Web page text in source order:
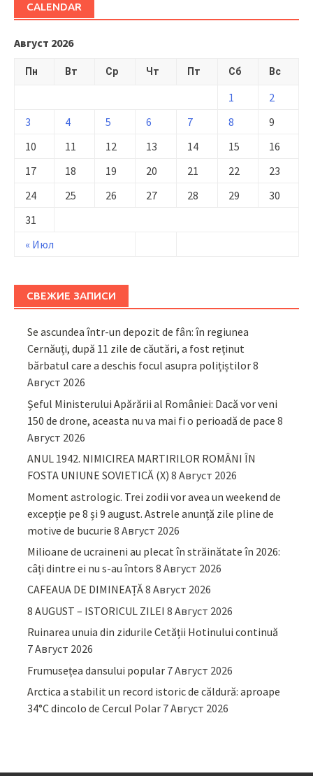
CALENDAR
Август 2026
Пн Вт Ср Чт Пт Сб Вс
« Июл
1
2
3
4 5 6 7 8
9
10
11 12 13 14 15
16
17
18 19 20 21 22
23
24
25 26 27 28 29
30
31
СВЕЖИЕ ЗАПИСИ
Se ascundea într-un depozit de fân: în regiunea
Cernăuți, după 11 zile de căutări, a fost reținut
bărbatul care a deschis focul asupra polițiștilor8
Август 2026
Șeful Ministerului Apărării al României: Dacă vor veni
150 de drone, aceasta nu va mai fi o perioadă de pace 8
Август 2026
ANUL 1942. NIMICIREA MARTIRILOR ROMÂNI ÎN
FOSTA UNIUNE SOVIETICĂ (X) 8 Август 2026
Moment astrologic. Trei zodii vor avea un weekend de
excepție pe 8 și 9 august. Astrele anunță zile pline de
motive de bucurie 8 Август 2026
Milioane de ucraineni au plecat în străinătate în 2026:
câți dintre ei nu s-au întors 8 Август 2026
CAFEAUA DE DIMINEAȚĂ8 Август 2026
8 AUGUST – ISTORICUL ZILEI 8 Август 2026
Ruinarea unuia din zidurile Cetății Hotinului continuă
7 Август 2026
Frumusețea dansului popular 7 Август 2026
Arctica a stabilit un record istoric de căldură: aproape
34°C dincolo de Cercul Polar 7 Август 2026